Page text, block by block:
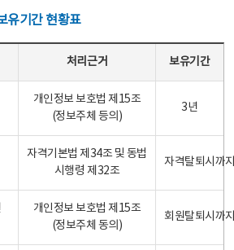
유기간 현황표
처리근거 보유기간
개인정보 보호법 제15조
(정보주체 등의)
3년
자격기본법 제34조 및 동법
시행령 제32조
자격탈퇴시까
개인정보 보호법 제15조
(정보주체 동의)
회원탈퇴시까